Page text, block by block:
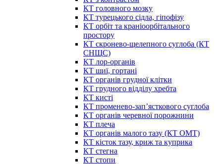
КТ головного мозку
КТ турецького сідла, гіпофізу
КТ орбіт та краніоорбітального
простору
КТ скронево-щелепного суглоба (КТ
СНЩС)
КТ лор-органів
КТ шиї, гортані
КТ органів грудної клітки
КТ грудного відділу хребта
КТ кисті
КТ променево-зап’ясткового суглоба
КТ органів черевної порожнини
КТ плеча
КТ органів малого тазу (КТ ОМТ)
КТ кісток тазу, криж та куприка
КТ стегна
КТ стопи